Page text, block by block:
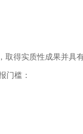
取得实质性成果并具
门槛：